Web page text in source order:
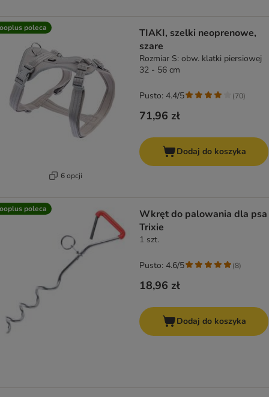
poleca
6 opcji
TIAKI, szelki neoprenowe,
szare
Rozmiar S: obw. klatki piersiowej
32 - 56 cm
71,96 zł
Pusto: 4.4/5 (70)
Dodaj do koszyka
poleca
Wkręt do palowania dla psa
Trixie
1 szt.
18,96 zł
Pusto: 4.6/5 (8)
Dodaj do koszyka